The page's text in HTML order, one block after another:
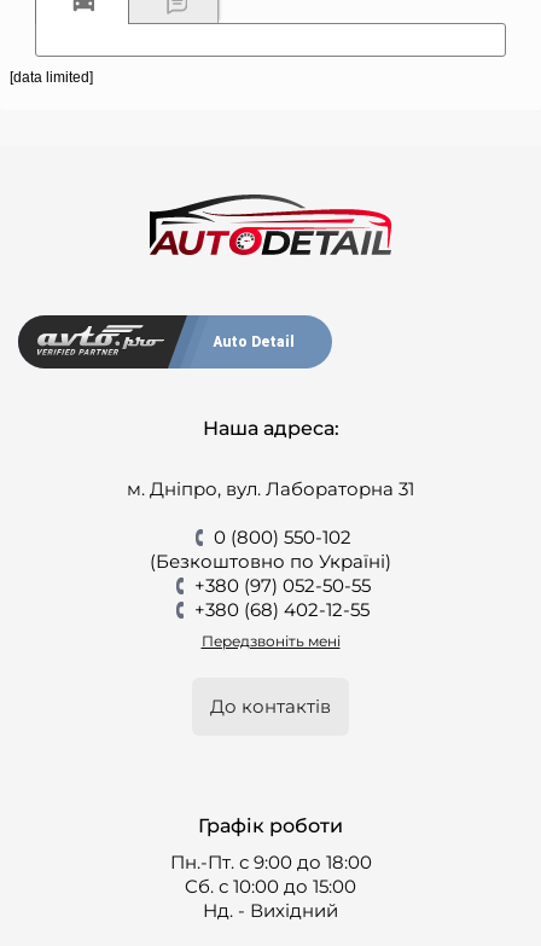
[data limited]
Auto Detail
Наша адреса:
м. Дніпро, вул. Лабораторна 31
0 (800) 550-102
(Безкоштовно по Україні)
+380 (97) 052-50-55
+380 (68) 402-12-55
Передзвоніть мені
До контактів
Графік роботи
Пн.-Пт. с 9:00 до 18:00
Cб. с 10:00 до 15:00
Нд. - Вихідний